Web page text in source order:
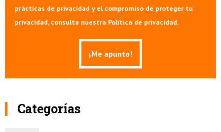
prácticas de privacidad y el compromiso de proteger tu
privacidad, consulta nuestra Política de privacidad.
Categorías